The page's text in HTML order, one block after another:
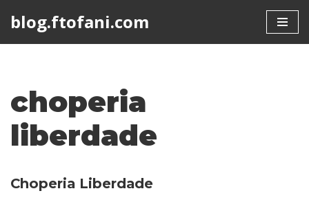
blog.ftofani.com
choperia
liberdade
Choperia Liberdade